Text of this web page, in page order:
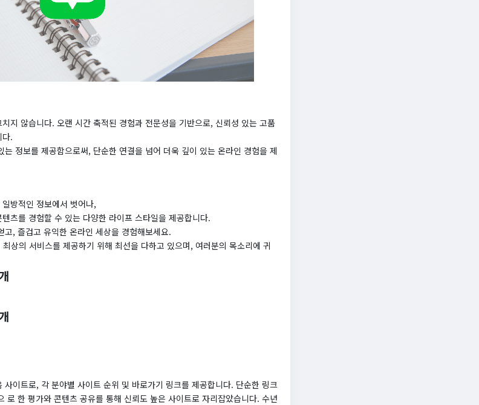
지 않습니다. 오랜 시간 축적된 경험과 전문성을 기반으로, 신뢰성 있는 고품
.
정보를 제공함으로써, 단순한 연결을 넘어 더욱 깊이 있는 온라인 경험을 제
방적인 정보에서 벗어나,
츠를 경험할 수 있는 다양한 라이프 스타일을 제공합니다.
, 즐겁고 유익한 온라인 세상을 경험해보세요.
상의 서비스를 제공하기 위해 최선을 다하고 있으며, 여러분의 목소리에 귀
이트로, 각 분야별 사이트 순위 및 바로가기 링크를 제공합니다. 단순한 링크
로 한 평가와 콘텐츠 공유를 통해 신뢰도 높은 사이트로 자리잡았습니다. 수년